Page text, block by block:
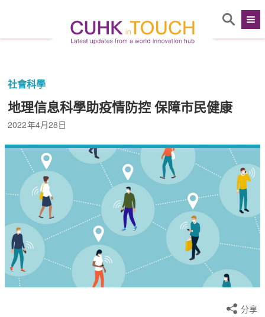
社會科學
地理信息科學助疫情防控 保障市民健康
2022年4月28日
分享